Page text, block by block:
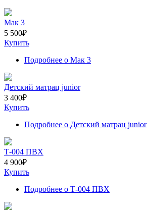
Мак 3
5 500₽
Купить
Подробнее о Мак 3
Детский матрац junior
3 400₽
Купить
Подробнее о Детский матрац junior
Т-004 ПВХ
4 900₽
Купить
Подробнее о Т-004 ПВХ